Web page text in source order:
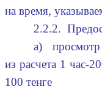
на время,
2.2.2.
а) просмотр
из расчета 1 час-
100 тенге